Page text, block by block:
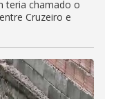
teria chamado o
Cruzeiro e